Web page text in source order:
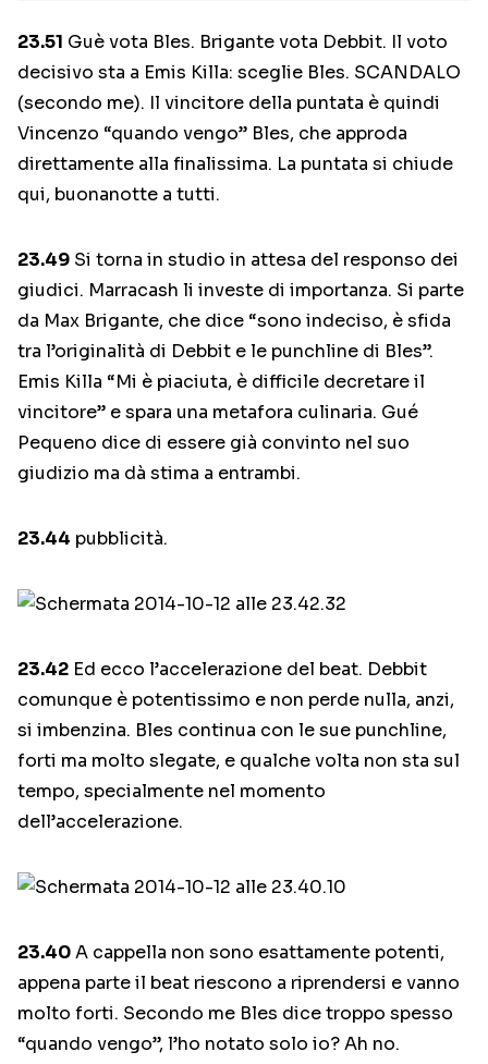
23.51 Guè vota Bles. Brigante vota Debbit. Il voto
decisivo sta a Emis Killa: sceglie Bles. SCANDALO
(secondo me). Il vincitore della puntata è quindi
Vincenzo “quando vengo” Bles, che approda
direttamente alla finalissima. La puntata si chiude
qui, buonanotte a tutti.
23.49 Si torna in studio in attesa del responso dei
giudici. Marracash li investe di importanza. Si parte
da Max Brigante, che dice “sono indeciso, è sfida
tra l’originalità di Debbit e le punchline di Bles”.
Emis Killa “Mi è piaciuta, è difficile decretare il
vincitore” e spara una metafora culinaria. Gué
Pequeno dice di essere già convinto nel suo
giudizio ma dà stima a entrambi.
23.44 pubblicità.
23.42 Ed ecco l’accelerazione del beat. Debbit
comunque è potentissimo e non perde nulla, anzi,
si imbenzina. Bles continua con le sue punchline,
forti ma molto slegate, e qualche volta non sta sul
tempo, specialmente nel momento
dell’accelerazione.
23.40A cappella non sono esattamente potenti,
appena parte il beat riescono a riprendersi e vanno
molto forti. Secondo me Bles dice troppo spesso
“quando vengo”, l’ho notato solo io? Ah no.